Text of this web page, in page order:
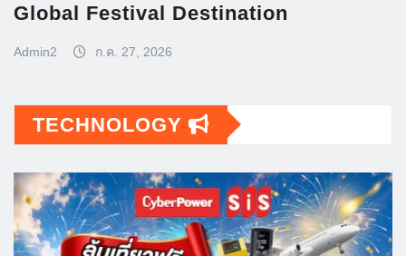
Global Festival Destination
Admin2 ก.ค. 27, 2026
TECHNOLOGY